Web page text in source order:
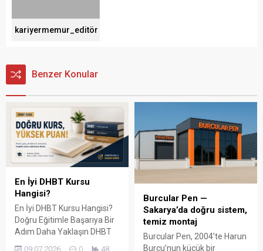
kariyermemur_editör
Benzer Konular
En İyi DHBT Kursu
Hangisi?
En İyi DHBT Kursu Hangisi?
Doğru Eğitimle Başarıya Bir
Adım Daha Yaklaşın DHBT
(Din Hizmetleri Alan Bilgisi
09.07.2026 0 48
Burcular Pen —
Sakarya’da doğru sistem,
temiz montaj
Burcular Pen, 2004’te Harun
Burcu’nun küçük bir